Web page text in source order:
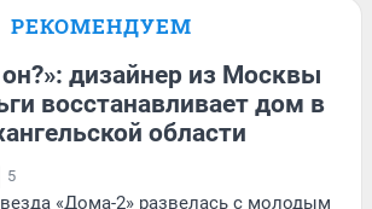
РЕКОМЕНДУЕМ
дизайнер из Москвы
восстанавливает дом в
области
5
«Дома-2» развелась с молодым